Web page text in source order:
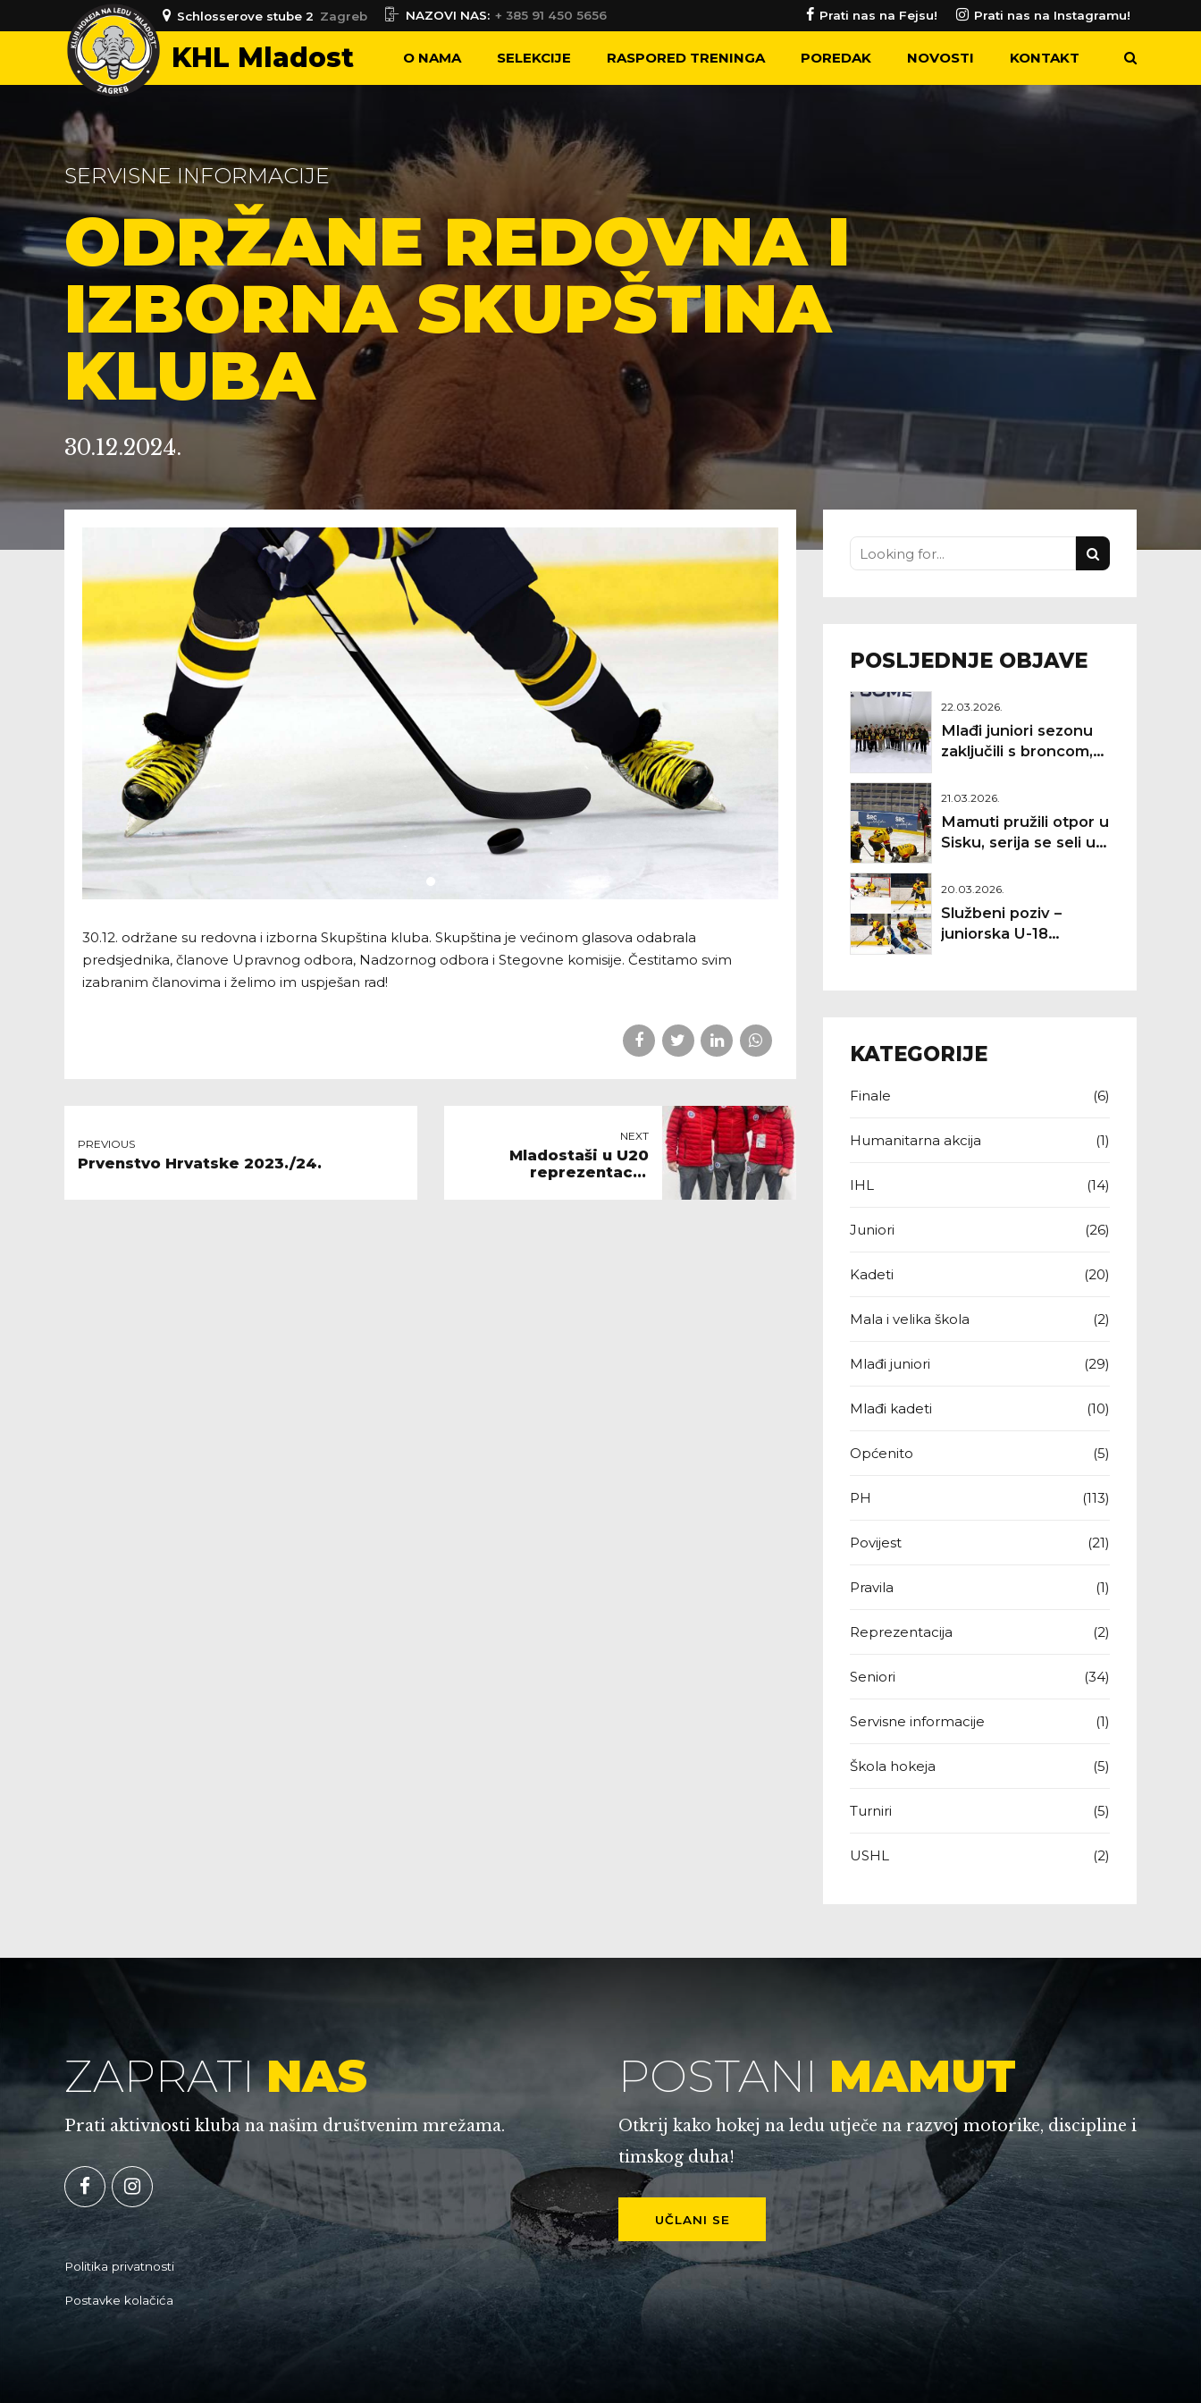
Schlosserove stube 2 Zagreb NAZOVI NAS: + 385 91 450 5656 Prati nas na Fejsu! Prati nas na Instagramu!
KHL Mladost O NAMA SELEKCIJE RASPORED TRENINGA POREDAK NOVOSTI KONTAKT
SERVISNE INFORMACIJE
ODRŽANE REDOVNA I
IZBORNA SKUPŠTINA
KLUBA
30.12.2024.
30.12. održane su redovna i izborna Skupština kluba. Skupština je većinom glasova odabrala
predsjednika, članove Upravnog odbora, Nadzornog odbora i Stegovne komisije. Čestitamo svim
izabranim članovima i želimo im uspješan rad!
PREVIOUS
Prvenstvo Hrvatske 2023./24.
NEXT
Mladostaši u U20
reprezentaciji
POSLJEDNJE OBJAVE
22.03.2026.
Mlađi juniori sezonu
zaključili s broncom,
golman
21.03.2026.
Mamuti pružili otpor u
Sisku, serija se seli u
20.03.2026.
Službeni poziv –
juniorska U-18
KATEGORIJE
Finale (6)
Humanitarna akcija (1)
IHL (14)
Juniori (26)
Kadeti (20)
Mala i velika škola (2)
Mlađi juniori (29)
Mlađi kadeti (10)
Općenito (5)
PH (113)
Povijest (21)
Pravila (1)
Reprezentacija (2)
Seniori (34)
Servisne informacije (1)
Škola hokeja (5)
Turniri (5)
USHL (2)
ZAPRATINAS
Prati aktivnosti kluba na našim društvenim mrežama.
Politika privatnosti
Postavke kolačića
POSTANI MAMUT
Otkrij kako hokej na ledu utječe na razvoj motorike, discipline i
timskog duha!
UČLANI SE